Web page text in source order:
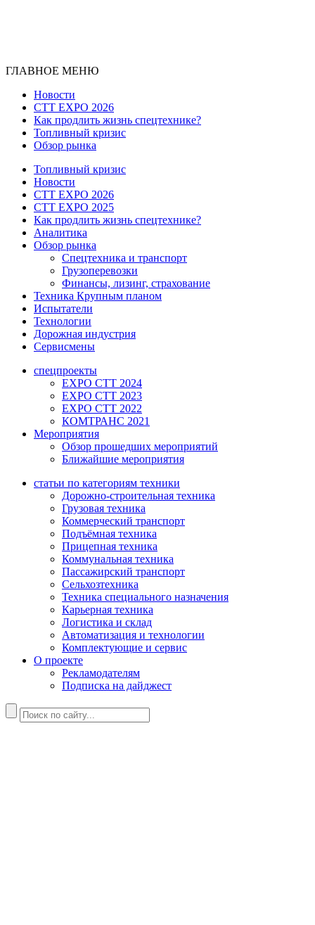
ГЛАВНОЕ МЕНЮ
Новости
CTT EXPO 2026
Как продлить жизнь спецтехнике?
Топливный кризис
Обзор рынка
Топливный кризис
Новости
CTT EXPO 2026
CTT EXPO 2025
Как продлить жизнь спецтехнике?
Аналитика
Обзор рынка
Спецтехника и транспорт
Грузоперевозки
Финансы, лизинг, страхование
Техника Крупным планом
Испытатели
Технологии
Дорожная индустрия
Сервисмены
спецпроекты
EXPO CTT 2024
EXPO CTT 2023
EXPO CTT 2022
КОМТРАНС 2021
Мероприятия
Обзор прошедших мероприятий
Ближайшие мероприятия
статьи по категориям техники
Дорожно-строительная техника
Грузовая техника
Коммерческий транспорт
Подъёмная техника
Прицепная техника
Коммунальная техника
Пассажирский транспорт
Сельхозтехника
Техника специального назначения
Карьерная техника
Логистика и склад
Автоматизация и технологии
Комплектующие и сервис
О проекте
Рекламодателям
Подписка на дайджест